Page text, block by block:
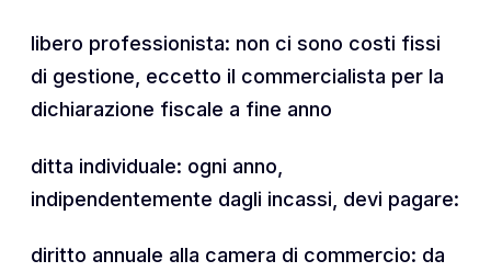
libero professionista: non ci sono costi fissi
di gestione, eccetto il commercialista per la
dichiarazione fiscale a fine anno
ditta individuale: ogni anno,
indipendentemente dagli incassi, devi pagare:
diritto annuale alla camera di commercio: da